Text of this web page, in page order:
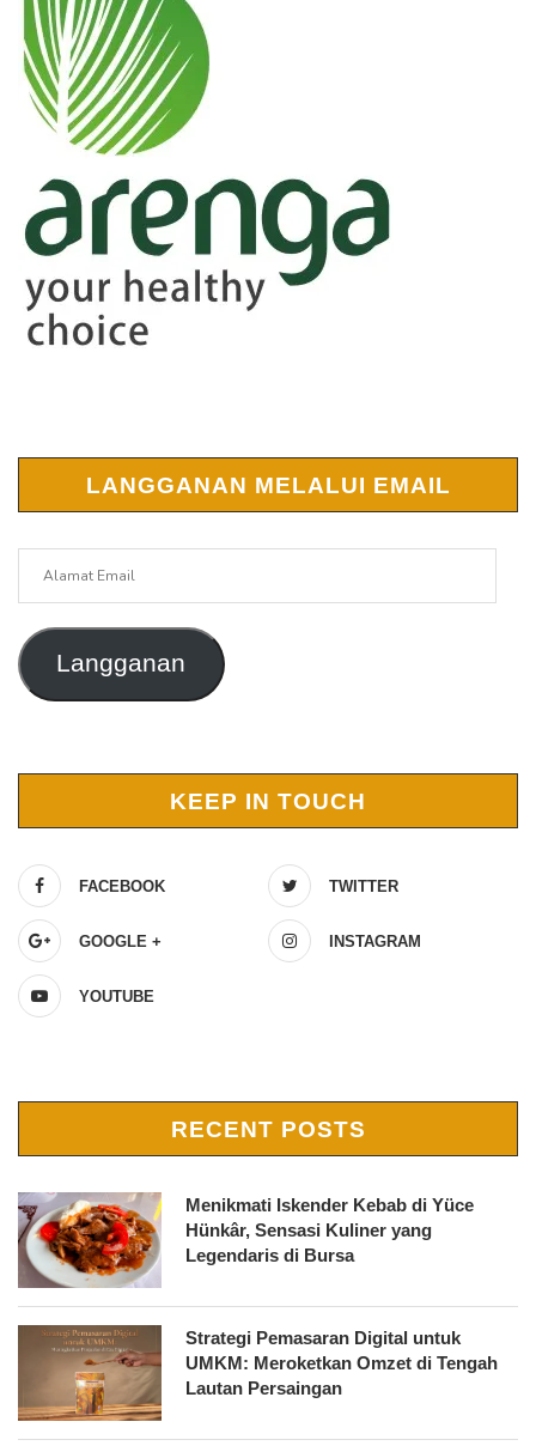
LANGGANAN MELALUI EMAIL
Langganan
KEEP IN TOUCH
FACEBOOK TWITTER
GOOGLE + INSTAGRAM
YOUTUBE
RECENT POSTS
Menikmati Iskender Kebab di Yüce
Hünkâr, Sensasi Kuliner yang
Legendaris di Bursa
Strategi Pemasaran Digital untuk
UMKM: Meroketkan Omzet di Tengah
Lautan Persaingan